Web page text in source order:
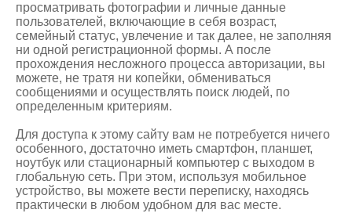
просматривать фотографии и личные данные
пользователей, включающие в себя возраст,
семейный статус, увлечение и так далее, не заполняя
ни одной регистрационной формы. А после
прохождения несложного процесса авторизации, вы
можете, не тратя ни копейки, обмениваться
сообщениями и осуществлять поиск людей, по
определенным критериям.
Для доступа к этому сайту вам не потребуется ничего
особенного, достаточно иметь смартфон, планшет,
ноутбук или стационарный компьютер с выходом в
глобальную сеть. При этом, используя мобильное
устройство, вы можете вести переписку, находясь
практически в любом удобном для вас месте.